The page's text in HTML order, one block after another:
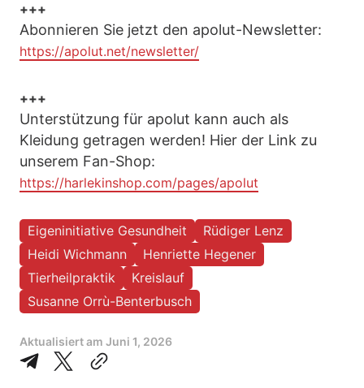
+++
Abonnieren Sie jetzt den apolut-Newsletter:
https://apolut.net/newsletter/
+++
Unterstützung für apolut kann auch als
Kleidung getragen werden! Hier der Link zu
unserem Fan-Shop:
https://harlekinshop.com/pages/apolut
Eigeninitiative Gesundheit
Rüdiger Lenz
Heidi Wichmann
Henriette Hegener
Tierheilpraktik
Kreislauf
Susanne Orrù-Benterbusch
Aktualisiert am Juni 1, 2026